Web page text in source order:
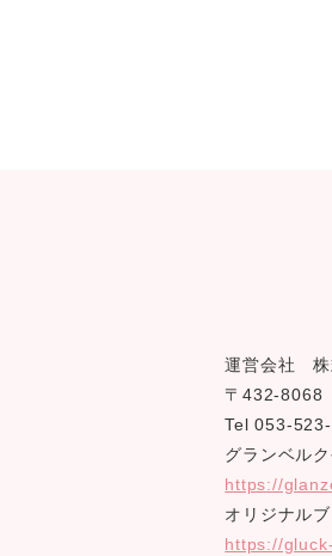
運営会社 株
〒432-8068
Tel 053-
グランベル
https://
オリジナル
https://